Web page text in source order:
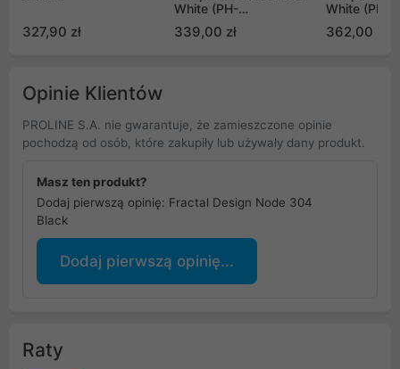
327,90 zł
White (PH-
339,00 zł
White (PH-
362,00 zł
Opinie Klientów
PROLINE S.A. nie gwarantuje, że zamieszczone opinie
pochodzą od osób, które zakupiły lub używały dany produkt.
Masz ten produkt?
Dodaj pierwszą opinię: Fractal Design Node 304
Black
Dodaj pierwszą opinię...
Raty